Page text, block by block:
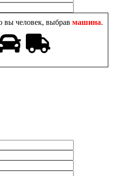
вы человек, выбрав машина.